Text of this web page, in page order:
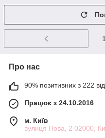
1
Про нас
90% позитивних з 222
Працює з 24.10.2016
м. Київ
вулиця Нова, 2 02000,